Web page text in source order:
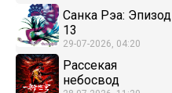
Санка Рэа: Эпизод
13
29-07-2026, 04:20
Рассекая
небосвод